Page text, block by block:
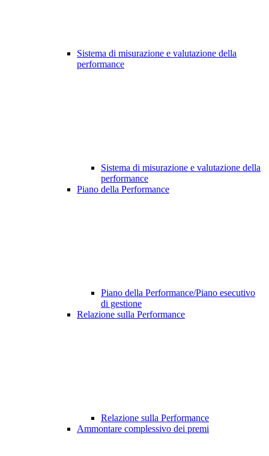
Sistema di misurazione e valutazione della
performance
Sistema di misurazione e valutazione della
performance
Piano della Performance
Piano della Performance/Piano esecutivo
di gestione
Relazione sulla Performance
Relazione sulla Performance
Ammontare complessivo dei premi